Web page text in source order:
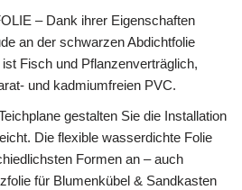
– Dank ihrer Eigenschaften
an der schwarzen Abdichtfolie
Fisch und Pflanzenverträglich,
und kadmiumfreien PVC.
gestalten Sie die Installation
Die flexible wasserdichte Folie
Formen an – auch
für Blumenkübel & Sandkasten